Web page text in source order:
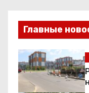
в
и
г
а
Главные